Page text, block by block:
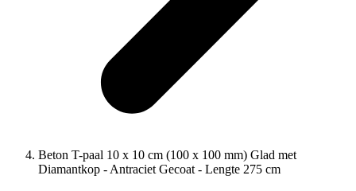
Beton T-paal 10 x 10 cm (100 x 100 mm) Glad met
Diamantkop - Antraciet Gecoat - Lengte 275 cm